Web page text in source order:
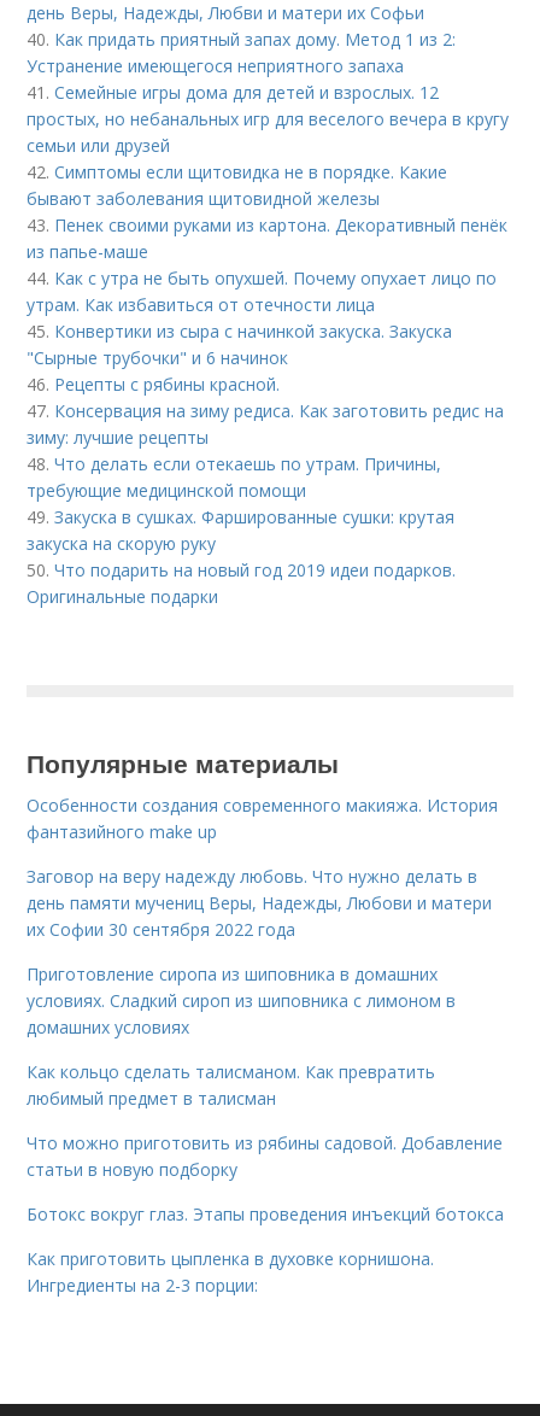
день Веры, Надежды, Любви и матери их Софьи
40. Как придать приятный запах дому. Метод 1 из 2:
Устранение имеющегося неприятного запаха
41.Семейные игры дома для детей и взрослых. 12
простых, но небанальных игр для веселого вечера в кругу
семьи или друзей
42.Симптомы если щитовидка не в порядке. Какие
бывают заболевания щитовидной железы
43. Пенек своими руками из картона. Декоративный пенёк
из папье-маше
44. Как с утра не быть опухшей. Почему опухает лицо по
утрам. Как избавиться от отечности лица
45. Конвертики из сыра с начинкой закуска. Закуска
"Сырные трубочки" и 6 начинок
46. Рецепты с рябины красной.
47. Консервация на зиму редиса. Как заготовить редис на
зиму: лучшие рецепты
48.Что делать если отекаешь по утрам. Причины,
требующие медицинской помощи
49.Закуска в сушках. Фаршированные сушки: крутая
закуска на скорую руку
50.Что подарить на новый год 2019 идеи подарков.
Оригинальные подарки
Популярные материалы
Особенности создания современного макияжа. История
фантазийного make up
Заговор на веру надежду любовь. Что нужно делать в
день памяти мучениц Веры, Надежды, Любови и матери
их Софии 30 сентября 2022 года
Приготовление сиропа из шиповника в домашних
условиях. Сладкий сироп из шиповника с лимоном в
домашних условиях
Как кольцо сделать талисманом. Как превратить
любимый предмет в талисман
Что можно приготовить из рябины садовой. Добавление
статьи в новую подборку
Ботокс вокруг глаз. Этапы проведения инъекций ботокса
Как приготовить цыпленка в духовке корнишона.
Ингредиенты на 2-3 порции: